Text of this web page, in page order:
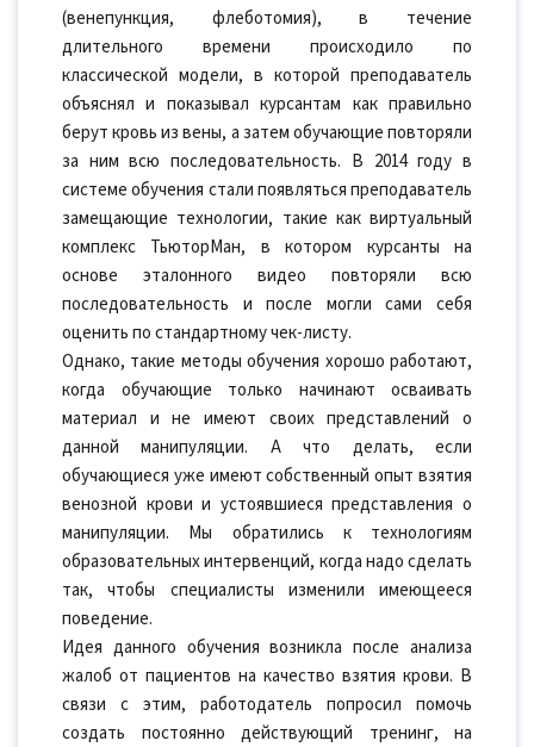
(венепункция, флеботомия), в течение
длительного времени происходило по
классической модели, в которой преподаватель
объяснял и показывал курсантам как правильно
берут кровь из вены, а затем обучающие повторяли
за ним всю последовательность. В 2014 году в
системе обучения стали появляться преподаватель
замещающие технологии, такие как виртуальный
комплекс ТьюторМан, в котором курсанты на
основе эталонного видео повторяли всю
последовательность и после могли сами себя
оценить по стандартному чек-листу.
Однако, такие методы обучения хорошо работают,
когда обучающие только начинают осваивать
материал и не имеют своих представлений о
данной манипуляции. А что делать, если
обучающиеся уже имеют собственный опыт взятия
венозной крови и устоявшиеся представления о
манипуляции. Мы обратились к технологиям
образовательных интервенций, когда надо сделать
так, чтобы специалисты изменили имеющееся
поведение.
Идея данного обучения возникла после анализа
жалоб от пациентов на качество взятия крови. В
связи с этим, работодатель попросил помочь
создать постоянно действующий тренинг, на